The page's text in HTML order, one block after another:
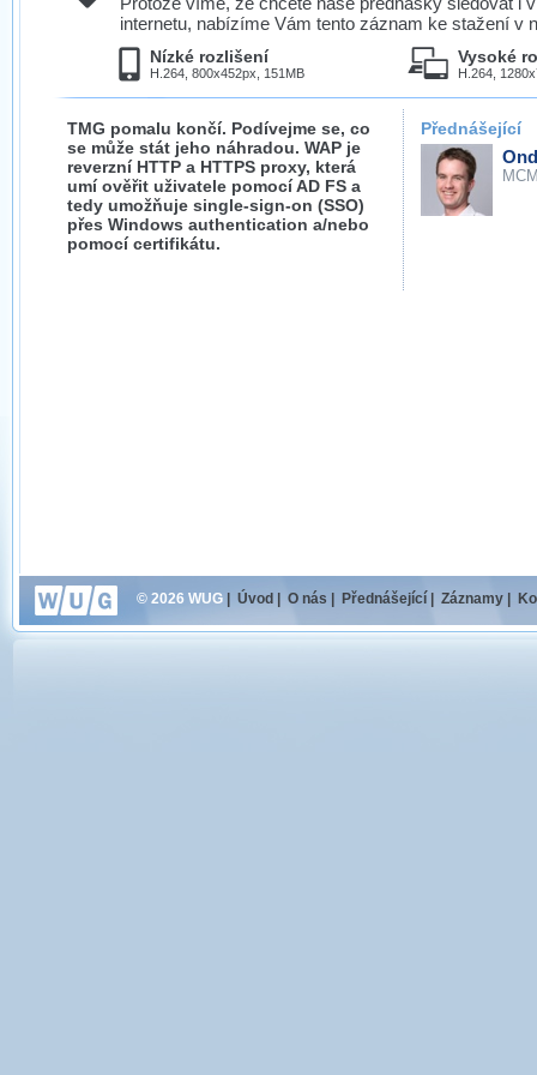
internetu, nabízíme Vám tento záznam ke stažení v
Nízké rozlišení
H.264, 800x452px, 151MB
Vysoké
H.264,
TMG pomalu končí. Podívejme se, co
se může stát jeho náhradou. WAP je
reverzní HTTP a HTTPS proxy, která
umí ověřit uživatele pomocí AD FS a
tedy umožňuje single-sign-on (SSO)
přes Windows authentication a/nebo
pomocí certifikátu.
Přednášející
© 2026 WUG Úvod O nás Přednášející Záznamy